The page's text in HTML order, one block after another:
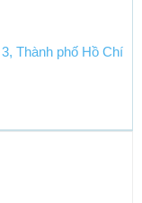
Thành phố Hồ Chí